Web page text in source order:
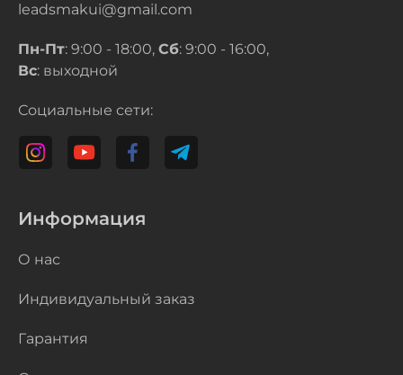
leadsmakui@gmail.com
Пн-Пт: 9:00 - 18:00, Сб: 9:00 - 16:00,
Вс: выходной
Социальные сети:
Информация
О нас
Индивидуальный заказ
Гарантия